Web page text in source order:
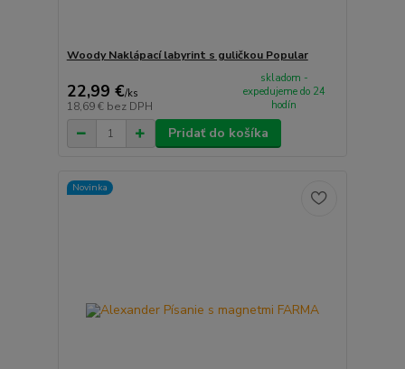
Woody Naklápací labyrint s guličkou Popular
22,99 €/ks
18,69 € bez DPH
skladom -
expedujeme do 24
hodín
Pridať do košíka
Novinka